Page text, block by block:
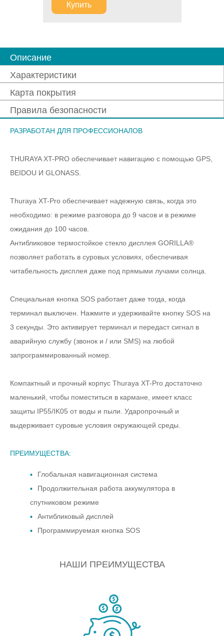
Купить
Описание
Характеристики
Карта покрытия
Правила безопасности
РАЗРАБОТАН ДЛЯ ПРОФЕССИОНАЛОВ
THURAYA XT-PRO обеспечивает навигацию с помощью GPS,
BEIDOU И GLONASS.
Thuraya XT-Pro обеспечивает надежную связь, когда это
необходимо: в режиме разговора до 9 часов и в режиме
ожидания до 100 часов.
Антибликовое термостойкое стекло дисплея GORILLA®
позволяет работать в суровых условиях, обеспечивая
читабельность дисплея даже под прямыми лучами солнца.
Специальная кнопка SOS работает даже тогда, когда
терминал выключен. Нажмите и удерживайте кнопку SOS на
3 секунды. Это активирует терминал и передаст сигнал в
аварийную службу (звонок и / или SMS) на любой
запрограммированный номер.
Компактный и прочный корпус Thuraya XT-Pro достаточно
маленький, чтобы поместиться в кармане, имеет класс
защиты IP55/IK05 от воды и пыли. Ударопрочный и
выдерживает суровые условия окружающей среды.
ПРЕИМУЩЕСТВА:
Глобальная навигационная система
Продолжительная работа аккумулятора в
спутниковом режиме
Антибликовый дисплей
Программируемая кнопка SOS
НАШИ ПРЕИМУЩЕСТВА